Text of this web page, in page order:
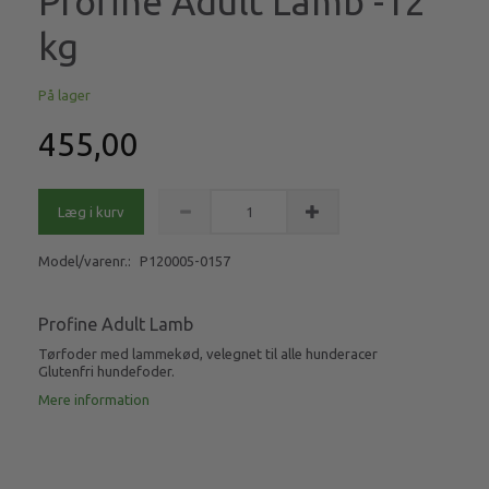
kg
På lager
455,00
Læg i kurv
Model/varenr.: P120005-0157
Profine Adult Lamb
Tørfoder med lammekød, velegnet til alle hunderacer
Glutenfri hundefoder.
Mere information